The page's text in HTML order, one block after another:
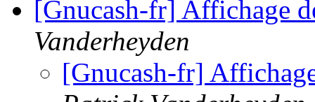
[Gnucash-fr] Affichage
Vanderheyden
[Gnucash-fr]